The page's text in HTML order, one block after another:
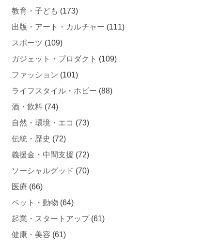
教育・子ども (173)
出版・アート・カルチャー (111)
スポーツ (109)
ガジェット・プロダクト (109)
ファッション (101)
ライフスタイル・ホビー (88)
酒・飲料 (74)
自然・環境・エコ (73)
伝統・歴史 (72)
義援金・中間支援 (72)
ソーシャルグッド (70)
医療 (66)
ペット・動物 (64)
起業・スタートアップ(61)
健康・美容 (61)